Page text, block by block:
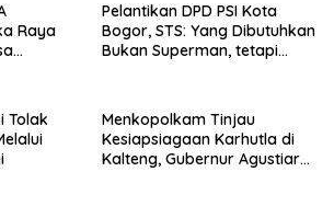
Raya
Pelantikan DPD PSI Kota
Bogor, STS: Yang Dibutuhkan
Bukan Superman, tetapi
Tolak
Menkopolkam Tinjau
Kesiapsiagaan Karhutla di
Kalteng, Gubernur Agustiar